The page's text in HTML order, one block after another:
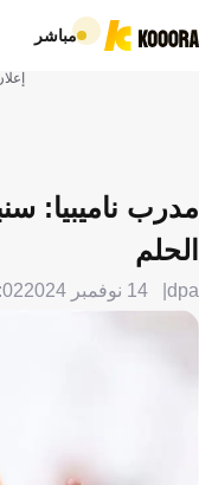
مباشر
مدرب ناميبيا:
الحلم
dpa 14 نوفمبر 2024